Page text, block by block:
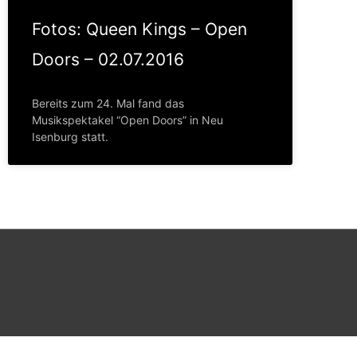
Fotos: Queen Kings – Open
Doors – 02.07.2016
Bereits zum 24. Mal fand das
Musikspektakel “Open Doors” in Neu
Isenburg statt.